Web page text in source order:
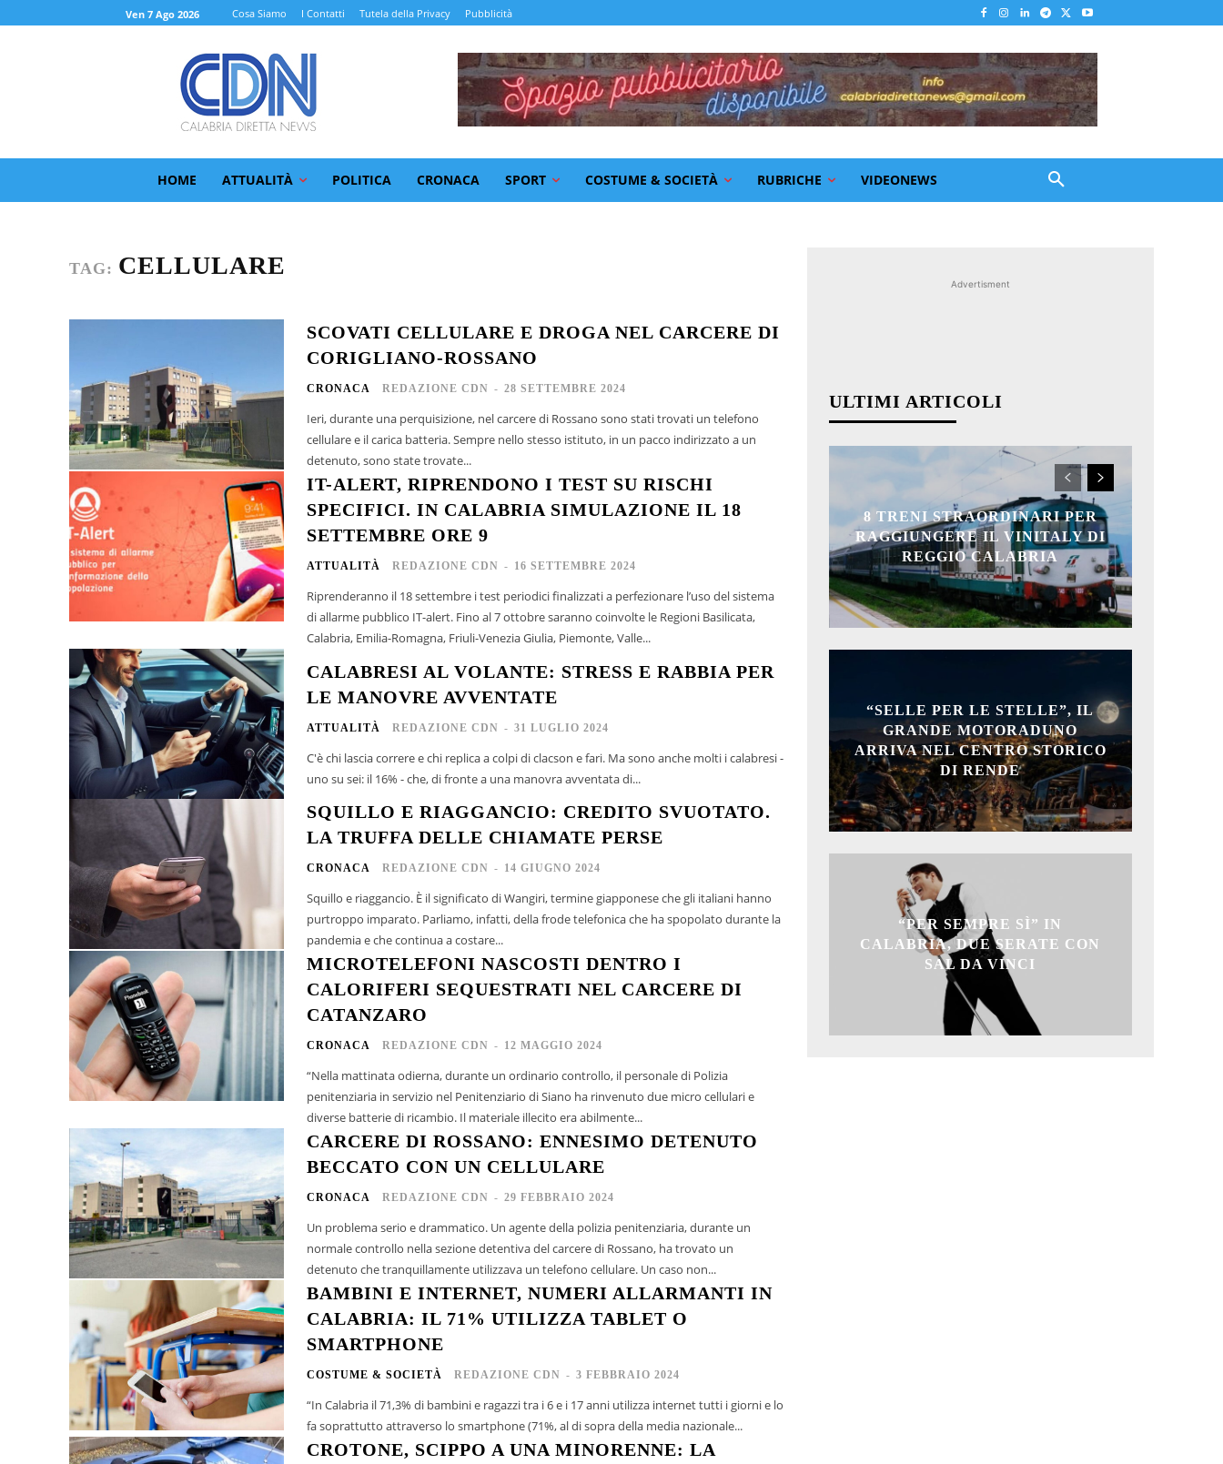
Ven 7 Ago 2026 Cosa Siamo I Contatti Tutela della Privacy Pubblicità
HOME ATTUALITÀ POLITICA CRONACA SPORT COSTUME & SOCIETÀ RUBRICHE VIDEONEWS
TAG: CELLULARE
SCOVATI CELLULARE E DROGA NEL CARCERE DI
CORIGLIANO-ROSSANO
CRONACA REDAZIONE CDN - 28 SETTEMBRE 2024
Ieri, durante una perquisizione, nel carcere di Rossano sono stati trovati un telefono
cellulare e il carica batteria. Sempre nello stesso istituto, in un pacco indirizzato a un
detenuto, sono state trovate...
IT-ALERT, RIPRENDONO I TEST SU RISCHI
SPECIFICI. IN CALABRIA SIMULAZIONE IL 18
SETTEMBRE ORE 9
ATTUALITÀ REDAZIONE CDN - 16 SETTEMBRE 2024
Riprenderanno il 18 settembre i test periodici finalizzati a perfezionare l’uso del sistema
di allarme pubblico IT-alert. Fino al 7 ottobre saranno coinvolte le Regioni Basilicata,
Calabria, Emilia-Romagna, Friuli-Venezia Giulia, Piemonte, Valle...
CALABRESI AL VOLANTE: STRESS E RABBIA PER
LE MANOVRE AVVENTATE
ATTUALITÀ REDAZIONE CDN - 31 LUGLIO 2024
C'è chi lascia correre e chi replica a colpi di clacson e fari. Ma sono anche molti i calabresi -
uno su sei: il 16% - che, di fronte a una manovra avventata di...
SQUILLO E RIAGGANCIO: CREDITO SVUOTATO.
LA TRUFFA DELLE CHIAMATE PERSE
CRONACA REDAZIONE CDN - 14 GIUGNO 2024
Squillo e riaggancio. È il significato di Wangiri, termine giapponese che gli italiani hanno
purtroppo imparato. Parliamo, infatti, della frode telefonica che ha spopolato durante la
pandemia e che continua a costare...
MICROTELEFONI NASCOSTI DENTRO I
CALORIFERI SEQUESTRATI NEL CARCERE DI
CATANZARO
CRONACA REDAZIONE CDN - 12 MAGGIO 2024
“Nella mattinata odierna, durante un ordinario controllo, il personale di Polizia
penitenziaria in servizio nel Penitenziario di Siano ha rinvenuto due micro cellulari e
diverse batterie di ricambio. Il materiale illecito era abilmente...
CARCERE DI ROSSANO: ENNESIMO DETENUTO
BECCATO CON UN CELLULARE
CRONACA REDAZIONE CDN - 29 FEBBRAIO 2024
Un problema serio e drammatico. Un agente della polizia penitenziaria, durante un
normale controllo nella sezione detentiva del carcere di Rossano, ha trovato un
detenuto che tranquillamente utilizzava un telefono cellulare. Un caso non...
BAMBINI E INTERNET, NUMERI ALLARMANTI IN
CALABRIA: IL 71% UTILIZZA TABLET O
SMARTPHONE
COSTUME & SOCIETÀ REDAZIONE CDN - 3 FEBBRAIO 2024
“In Calabria il 71,3% di bambini e ragazzi tra i 6 e i 17 anni utilizza internet tutti i giorni e lo
fa soprattutto attraverso lo smartphone (71%, al di sopra della media nazionale...
CROTONE, SCIPPO A UNA MINORENNE: LA
Advertisment
ULTIMI ARTICOLI
8 TRENI STRAORDINARI PER
RAGGIUNGERE IL VINITALY DI
REGGIO CALABRIA
“SELLE PER LE STELLE”, IL
GRANDE MOTORADUNO
ARRIVA NEL CENTRO STORICO
DI RENDE
“PER SEMPRE SÌ” IN
CALABRIA, DUE SERATE CON
SAL DA VINCI